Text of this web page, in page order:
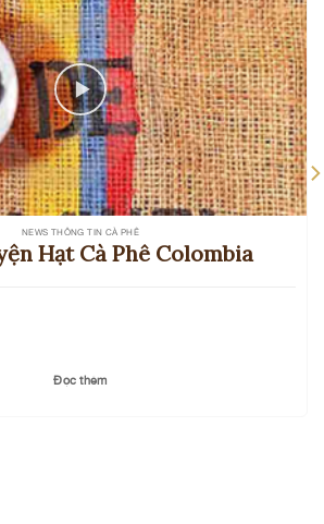
NEWS THÔNG TIN CÀ PHÊ
Hạt Cà Phê Colombia
Đọc thêm